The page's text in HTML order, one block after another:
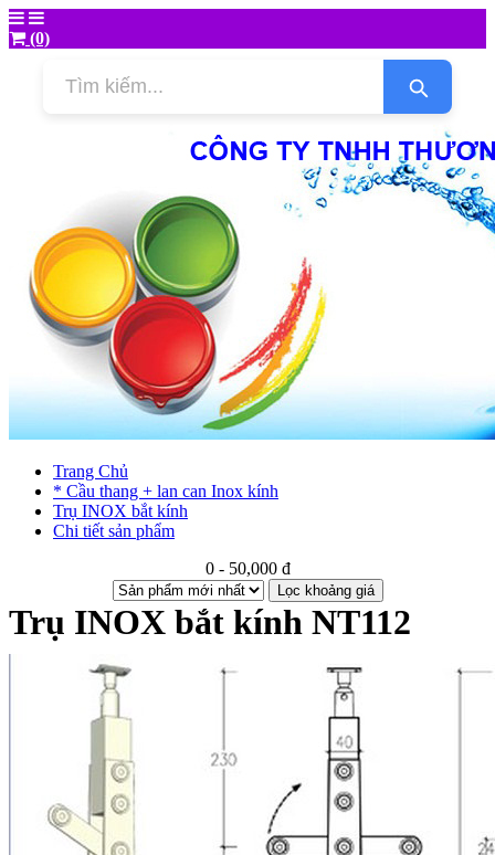
(0)
Trang Chủ
* Cầu thang + lan can Inox kính
Trụ INOX bắt kính
Chi tiết sản phẩm
0 - 50,000 đ
Lọc khoảng giá
Trụ INOX bắt kính NT112